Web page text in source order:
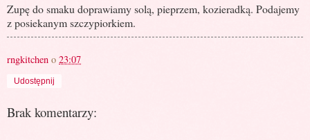
Zupę do smaku doprawiamy solą, pieprzem, kozieradką. Podajemy
z posiekanym szczypiorkiem.
rngkitchen o 23:07
Udostępnij
Brak komentarzy: